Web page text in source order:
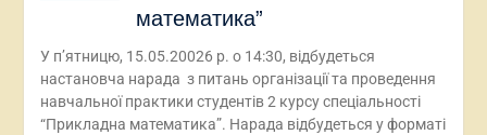
математика”
У п’ятницю, 15.05.20026 р. о 14:30, відбудеться
настановча нарада з питань організації та проведення
навчальної практики студентів 2 курсу спеціальності
“Прикладна математика”. Нарада відбудеться у форматі